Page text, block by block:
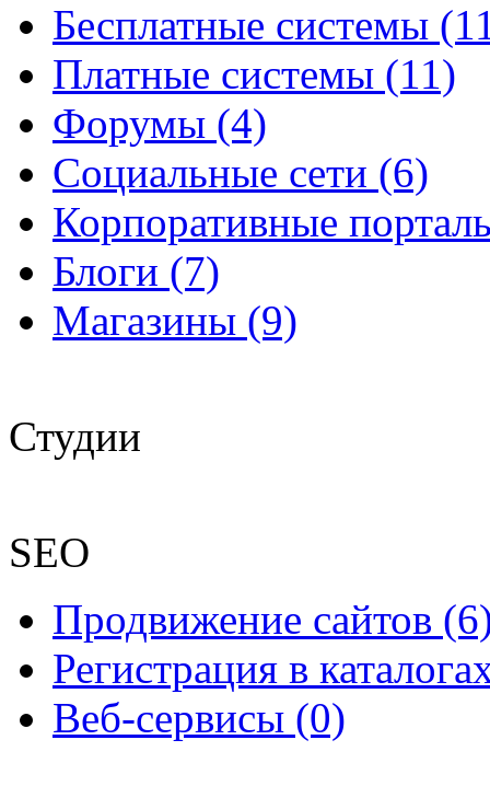
Бесплатные системы
Платные системы (11)
Форумы (4)
Социальные сети (6)
Корпоративные
Блоги (7)
Магазины (9)
Студии
SEO
Продвижение сайтов
Регистрация в
Веб-сервисы (0)